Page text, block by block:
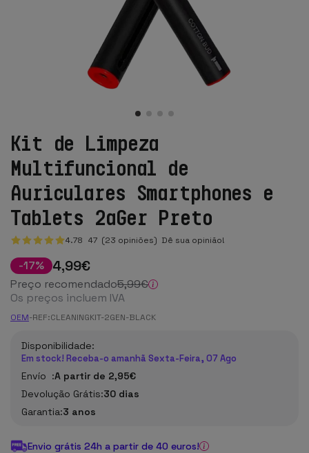
Kit de Limpeza
Multifuncional de
Auriculares Smartphones e
Tablets 2ªGer Preto
4.78 47 (23 opiniões) Dê sua opinião!
-17% 4,99€
Preço recomendado5,99€
Os preços incluem IVA
OEM-REF:CLEANINGKIT-2GEN-BLACK
Disponibilidade:
Em stock! Receba-o amanhã Sexta-Feira, 07 Ago
Envío :A partir de 2,95€
Devolução Grátis:30 dias
Garantia:3 anos
Envio grátis 24h a partir de 40 euros!